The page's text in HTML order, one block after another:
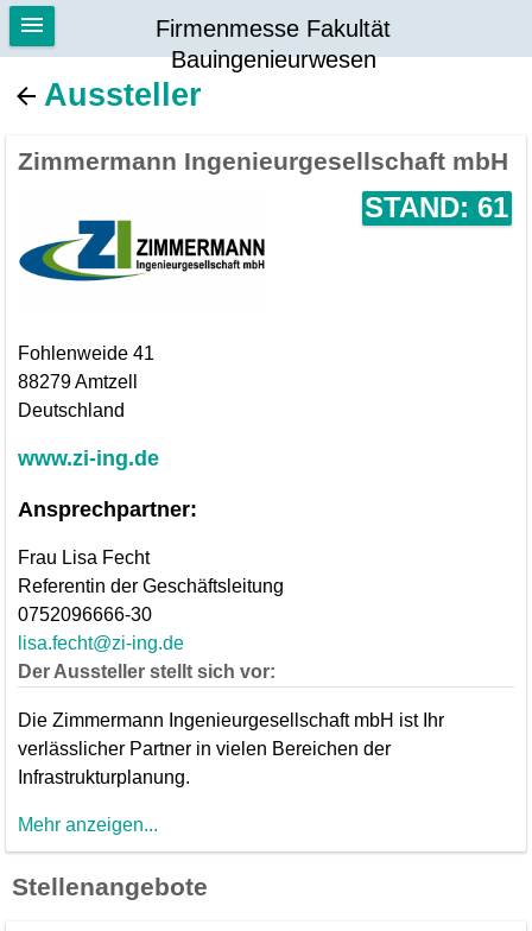
Firmenmesse Fakultät
Bauingenieurwesen
Aussteller
Zimmermann Ingenieurgesellschaft mbH
STAND: 61
Fohlenweide 41
88279 Amtzell
Deutschland
www.zi-ing.de
Ansprechpartner:
Frau Lisa Fecht
Referentin der Geschäftsleitung
0752096666-30
lisa.fecht@zi-ing.de
Der Aussteller stellt sich vor:
Die Zimmermann Ingenieurgesellschaft mbH ist Ihr
verlässlicher Partner in vielen Bereichen der
Infrastrukturplanung.
Mehr anzeigen...
Stellenangebote